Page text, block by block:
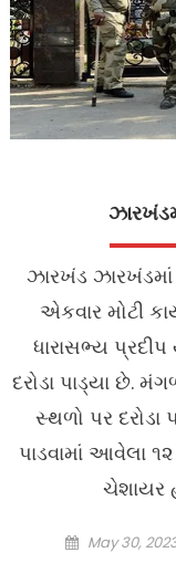
ઝારખંડ ઝારખંડમાં
એકવાર મોટી
ધારાસભ્ય
દરોડા પાડ્યા છે.
સ્થળો પર દરોડા
પાડવામાં આવેલા
ચેશાયર
Posted
May 30,